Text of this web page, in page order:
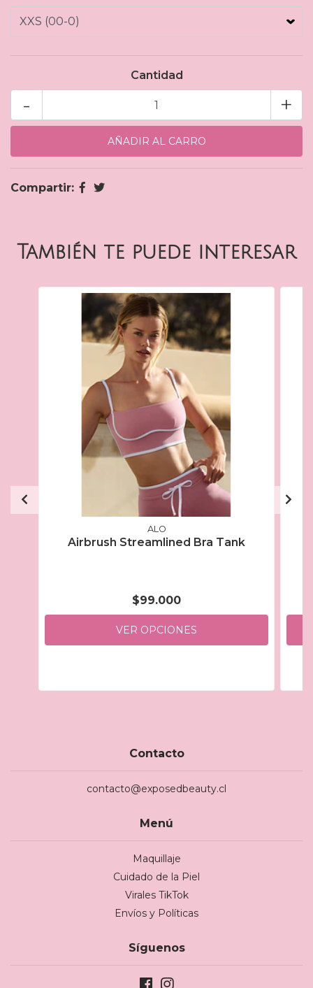
Cantidad
+
-
Compartir:
También te puede interesar
ALO
Airbrush Streamlined Bra Tank
$99.000
VER OPCIONES
Contacto
contacto@exposedbeauty.cl
Menú
Maquillaje
Cuidado de la Piel
Virales TikTok
Envíos y Políticas
Síguenos